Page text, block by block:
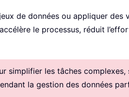
de données ou appliquer des
le processus, réduit
simplifier les tâches
la gestion des données